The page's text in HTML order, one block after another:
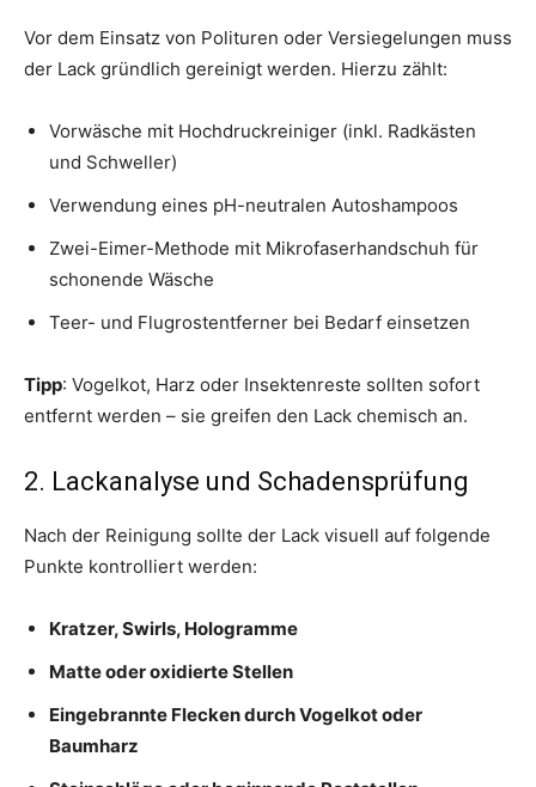
Vor dem Einsatz von Polituren oder Versiegelungen muss
der Lack gründlich gereinigt werden. Hierzu zählt:
Vorwäsche mit Hochdruckreiniger (inkl. Radkästen
und Schweller)
Verwendung eines pH-neutralen Autoshampoos
Zwei-Eimer-Methode mit Mikrofaserhandschuh für
schonende Wäsche
Teer- und Flugrostentferner bei Bedarf einsetzen
Tipp: Vogelkot, Harz oder Insektenreste sollten sofort
entfernt werden – sie greifen den Lack chemisch an.
2. Lackanalyse und Schadensprüfung
Nach der Reinigung sollte der Lack visuell auf folgende
Punkte kontrolliert werden:
Kratzer, Swirls, Hologramme
Matte oder oxidierte Stellen
Eingebrannte Flecken durch Vogelkot oder
Baumharz